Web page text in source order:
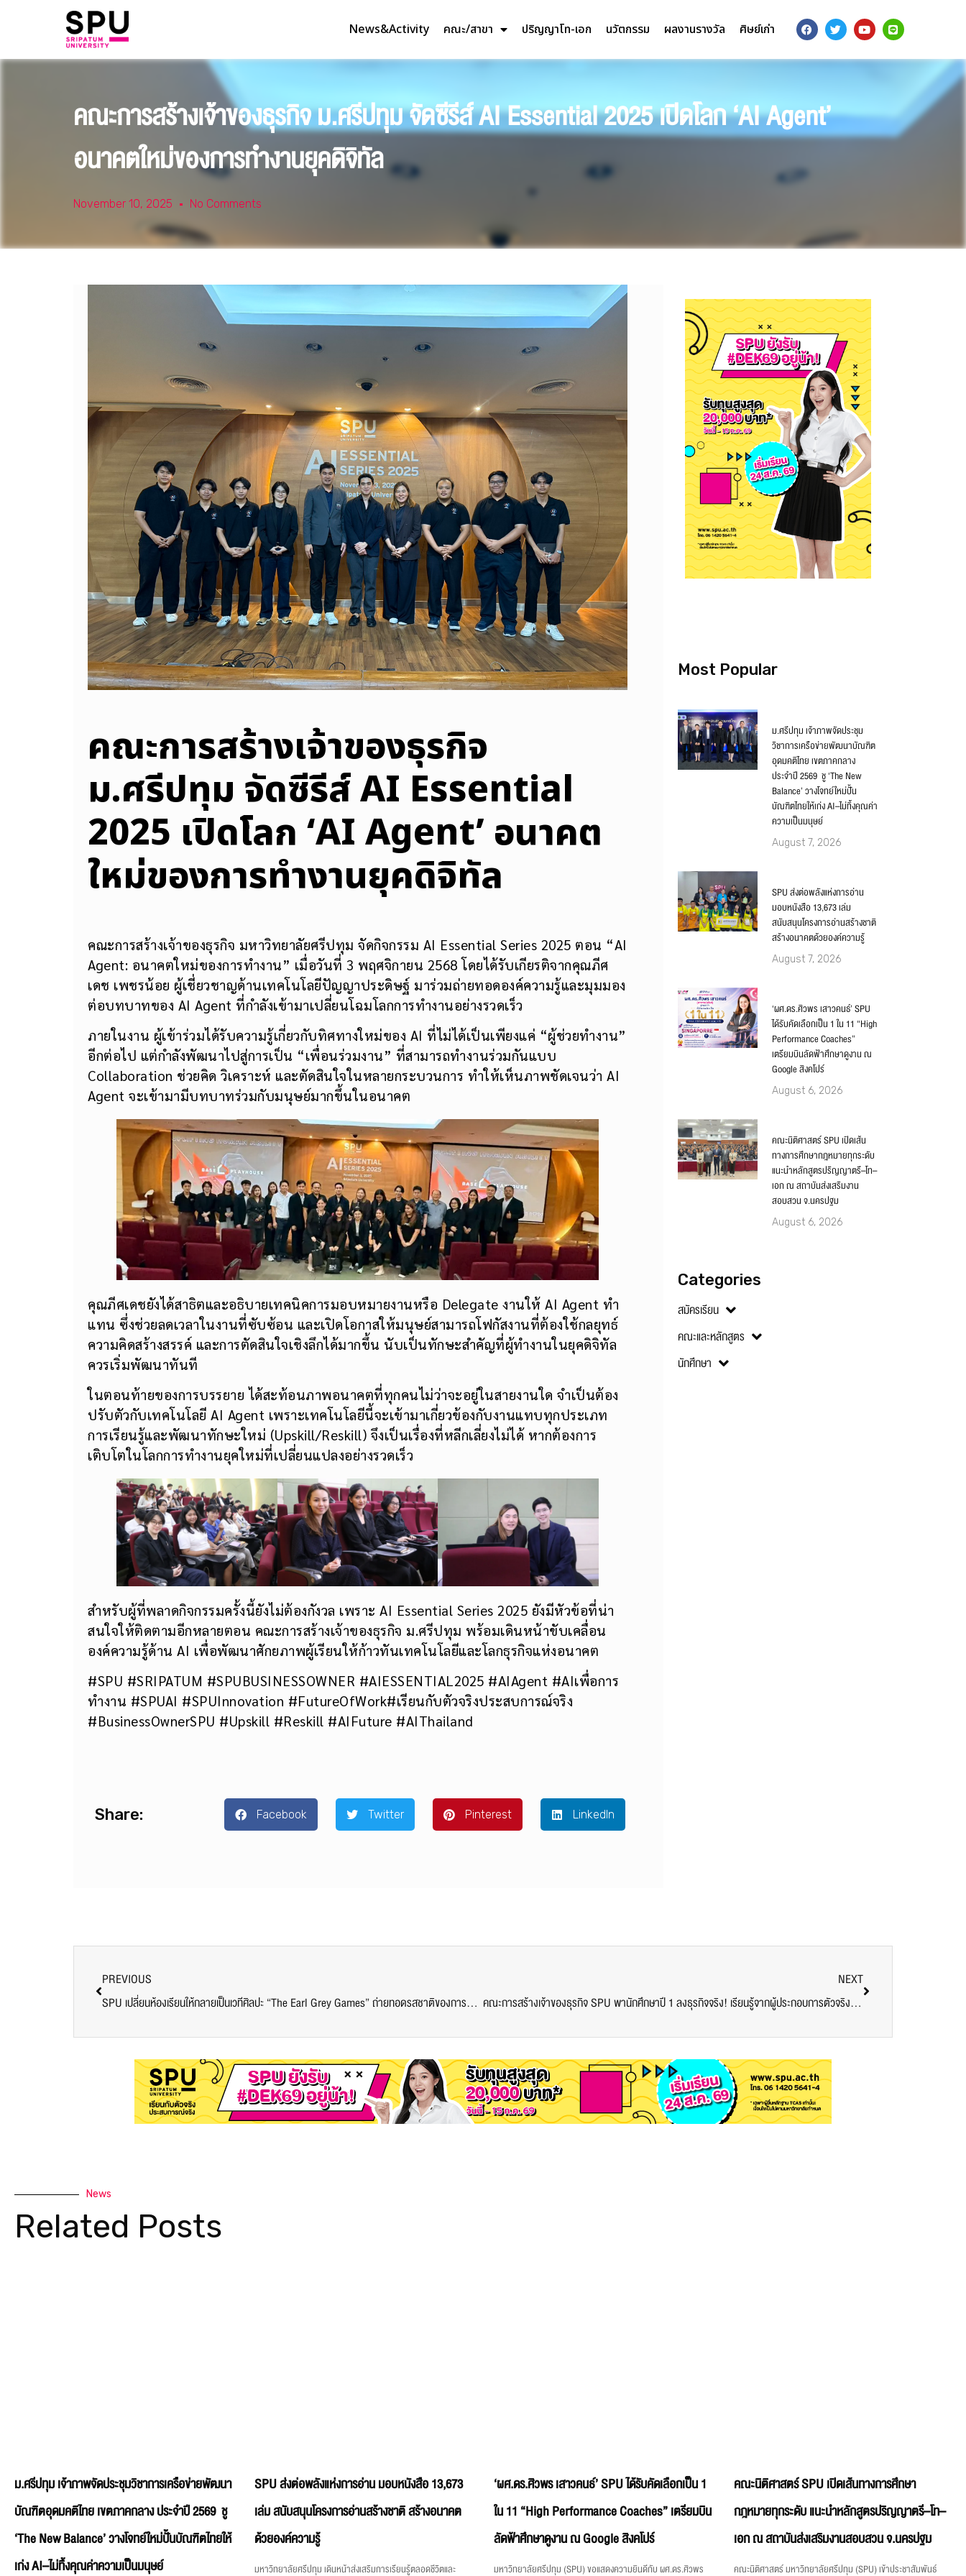
News&Activity คณะ/สาขา ปริญญาโท-เอก นวัตกรรม ผลงานรางวัล ศิษย์เก่า
คณะการสร้างเจ้าของธุรกิจ ม.ศรีปทุม จัดซีรีส์ AI Essential 2025 เปิดโลก ‘AI Agent’
อนาคตใหม่ของการทำงานยุคดิจิทัล
November 10, 2025 No Comments
คณะการสร้างเจ้าของธุรกิจ
ม.ศรีปทุม จัดซีรีส์ AI Essential
2025 เปิดโลก ‘AI Agent’ อนาคต
ใหม่ของการทำงานยุคดิจิทัล
คณะการสร้างเจ้าของธุรกิจ มหาวิทยาลัยศรีปทุม จัดกิจกรรม AI Essential Series 2025 ตอน “AI
Agent: อนาคตใหม่ของการทำงาน” เมื่อวันที่ 3 พฤศจิกายน 2568 โดยได้รับเกียรติจากคุณภีศ
เดช เพชรน้อย ผู้เชี่ยวชาญด้านเทคโนโลยีปัญญาประดิษฐ์ มาร่วมถ่ายทอดองค์ความรู้และมุมมอง
ต่อบทบาทของ AI Agent ที่กำลังเข้ามาเปลี่ยนโฉมโลกการทำงานอย่างรวดเร็ว
ภายในงาน ผู้เข้าร่วมได้รับความรู้เกี่ยวกับทิศทางใหม่ของ AI ที่ไม่ได้เป็นเพียงแค่ “ผู้ช่วยทำงาน”
อีกต่อไป แต่กำลังพัฒนาไปสู่การเป็น “เพื่อนร่วมงาน” ที่สามารถทำงานร่วมกันแบบ
Collaboration ช่วยคิด วิเคราะห์ และตัดสินใจในหลายกระบวนการ ทำให้เห็นภาพชัดเจนว่า AI
Agent จะเข้ามามีบทบาทร่วมกับมนุษย์มากขึ้นในอนาคต
คุณภีศเดชยังได้สาธิตและอธิบายเทคนิคการมอบหมายงานหรือ Delegate งานให้ AI Agent ทำ
แทน ซึ่งช่วยลดเวลาในงานที่ซับซ้อน และเปิดโอกาสให้มนุษย์สามารถโฟกัสงานที่ต้องใช้กลยุทธ์
ความคิดสร้างสรรค์ และการตัดสินใจเชิงลึกได้มากขึ้น นับเป็นทักษะสำคัญที่ผู้ทำงานในยุคดิจิทัล
ควรเริ่มพัฒนาทันที
ในตอนท้ายของการบรรยาย ได้สะท้อนภาพอนาคตที่ทุกคนไม่ว่าจะอยู่ในสายงานใด จำเป็นต้อง
ปรับตัวกับเทคโนโลยี AI Agent เพราะเทคโนโลยีนี้จะเข้ามาเกี่ยวข้องกับงานแทบทุกประเภท
การเรียนรู้และพัฒนาทักษะใหม่ (Upskill/Reskill) จึงเป็นเรื่องที่หลีกเลี่ยงไม่ได้ หากต้องการ
เติบโตในโลกการทำงานยุคใหม่ที่เปลี่ยนแปลงอย่างรวดเร็ว
สำหรับผู้ที่พลาดกิจกรรมครั้งนี้ยังไม่ต้องกังวล เพราะ AI Essential Series 2025 ยังมีหัวข้อที่น่า
สนใจให้ติดตามอีกหลายตอน คณะการสร้างเจ้าของธุรกิจ ม.ศรีปทุม พร้อมเดินหน้าขับเคลื่อน
องค์ความรู้ด้าน AI เพื่อพัฒนาศักยภาพผู้เรียนให้ก้าวทันเทคโนโลยีและโลกธุรกิจแห่งอนาคต
#SPU #SRIPATUM #SPUBUSINESSOWNER #AIESSENTIAL2025 #AIAgent #AIเพื่อการ
ทำงาน #SPUAI #SPUInnovation #FutureOfWork#เรียนกับตัวจริงประสบการณ์จริง
#BusinessOwnerSPU #Upskill #Reskill #AIFuture #AIThailand
Share: Facebook Twitter Pinterest LinkedIn
Most Popular
ม.ศรีปทุม เจ้าภาพจัดประชุม
วิชาการเครือข่ายพัฒนาบัณฑิต
อุดมคติไทย เขตภาคกลาง
ประจำปี 2569 ชู ‘The New
Balance’ วางโจทย์ใหม่ปั้น
บัณฑิตไทยให้เก่ง AI–ไม่ทิ้งคุณค่า
ความเป็นมนุษย์
August 7, 2026
SPU ส่งต่อพลังแห่งการอ่าน
มอบหนังสือ 13,673 เล่ม
สนับสนุนโครงการอ่านสร้างชาติ
สร้างอนาคตด้วยองค์ความรู้
August 7, 2026
‘ผศ.ดร.ศิวพร เสาวคนธ์’ SPU
ได้รับคัดเลือกเป็น 1 ใน 11 “High
Performance Coaches”
เตรียมบินลัดฟ้าศึกษาดูงาน ณ
Google สิงคโปร์
August 6, 2026
คณะนิติศาสตร์ SPU เปิดเส้น
ทางการศึกษากฎหมายทุกระดับ
แนะนำหลักสูตรปริญญาตรี–โท–
เอก ณ สถาบันส่งเสริมงาน
สอบสวน จ.นครปฐม
August 6, 2026
Categories
สมัครเรียน
คณะและหลักสูตร
นักศึกษา
PREVIOUS
SPU เปลี่ยนห้องเรียนให้กลายเป็นเวทีศิลปะ “The Earl Grey Games” ถ่ายทอดรสชาติของการบริการผ่านชาและขนม
NEXT
คณะการสร้างเจ้าของธุรกิจ SPU พานักศึกษาปี 1 ลงธุรกิจจริง! เรียนรู้จากผู้ประกอบการตัวจริง 2 มุมมอง—แฟชั่น x กีฬา จุดประกายไอเดียธุรกิจตั้งแต่ปีแรก
News
Related Posts
ม.ศรีปทุม เจ้าภาพจัดประชุมวิชาการเครือข่ายพัฒนา
บัณฑิตอุดมคติไทย เขตภาคกลาง ประจำปี 2569 ชู
‘The New Balance’ วางโจทย์ใหม่ปั้นบัณฑิตไทยให้
เก่ง AI–ไม่ทิ้งคุณค่าความเป็นมนุษย์
SPU ส่งต่อพลังแห่งการอ่าน มอบหนังสือ 13,673
เล่ม สนับสนุนโครงการอ่านสร้างชาติ สร้างอนาคต
ด้วยองค์ความรู้
มหาวิทยาลัยศรีปทุม เดินหน้าส่งเสริมการเรียนรู้ตลอดชีวิตและ
‘ผศ.ดร.ศิวพร เสาวคนธ์’ SPU ได้รับคัดเลือกเป็น 1
ใน 11 “High Performance Coaches” เตรียมบิน
ลัดฟ้าศึกษาดูงาน ณ Google สิงคโปร์
มหาวิทยาลัยศรีปทุม (SPU) ขอแสดงความยินดีกับ ผศ.ดร.ศิวพร
คณะนิติศาสตร์ SPU เปิดเส้นทางการศึกษา
กฎหมายทุกระดับ แนะนำหลักสูตรปริญญาตรี–โท–
เอก ณ สถาบันส่งเสริมงานสอบสวน จ.นครปฐม
คณะนิติศาสตร์ มหาวิทยาลัยศรีปทุม (SPU) เข้าประชาสัมพันธ์